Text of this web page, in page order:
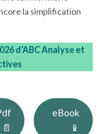
la simplification
d’ABC Analyse et
📄
eBook
📱